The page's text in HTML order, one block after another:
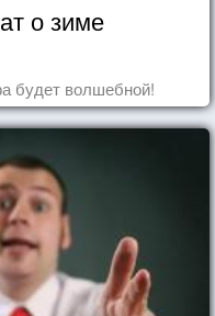
о зиме
будет волшебной!